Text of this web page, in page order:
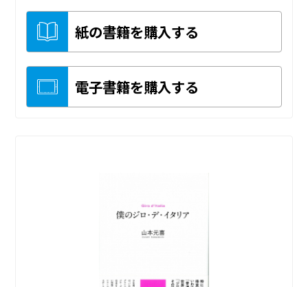
紙の書籍を購入する
電子書籍を購入する